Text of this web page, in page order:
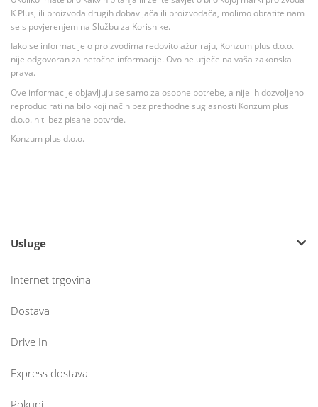
K Plus, ili proizvoda drugih dobavljača ili proizvođača, molimo obratite nam
se s povjerenjem na Službu za Korisnike.
Iako se informacije o proizvodima redovito ažuriraju, Konzum plus d.o.o.
nije odgovoran za netočne informacije. Ovo ne utječe na vaša zakonska
prava.
Ove informacije objavljuju se samo za osobne potrebe, a nije ih dozvoljeno
reproducirati na bilo koji način bez prethodne suglasnosti Konzum plus
d.o.o. niti bez pisane potvrde.
Konzum plus d.o.o.
Usluge
Internet trgovina
Dostava
Drive In
Express dostava